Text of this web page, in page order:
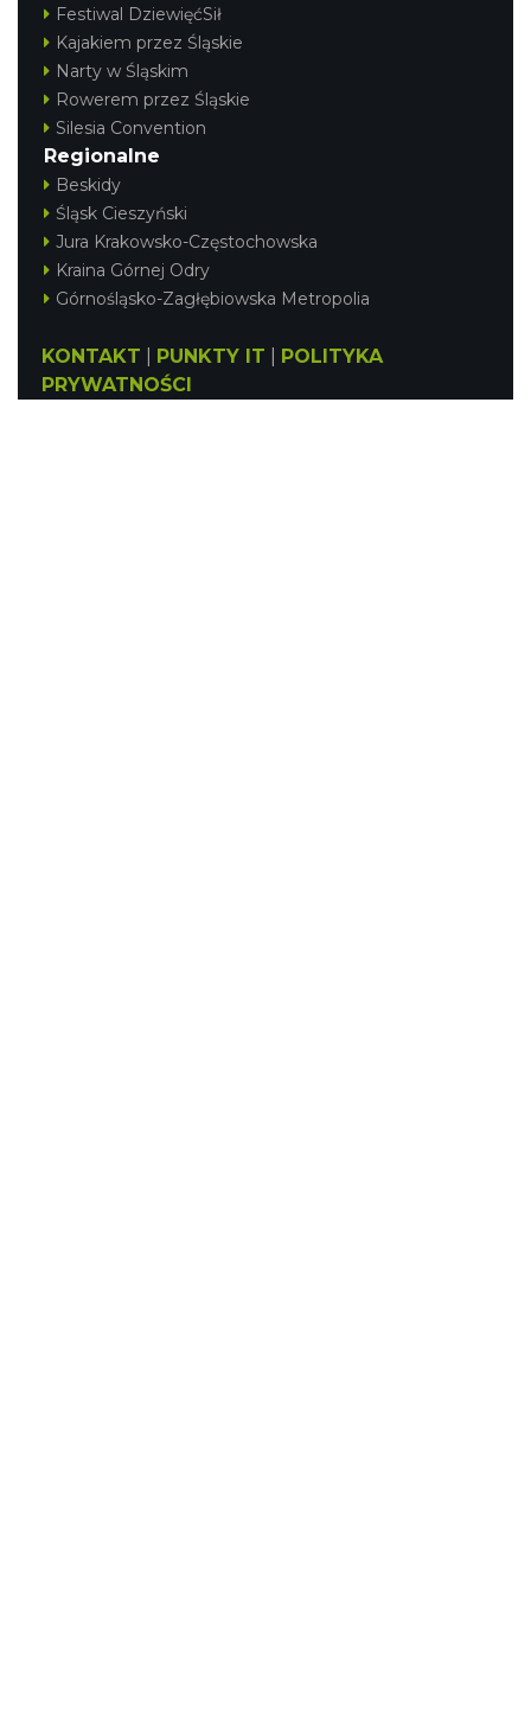
Festiwal DziewięćSił
Kajakiem przez Śląskie
Narty w Śląskim
Rowerem przez Śląskie
Silesia Convention
Regionalne
Beskidy
Śląsk Cieszyński
Jura Krakowsko-Częstochowska
Kraina Górnej Odry
Górnośląsko-Zagłębiowska Metropolia
KONTAKT PUNKTY IT
POLITYKA
PRYWATNOŚCI